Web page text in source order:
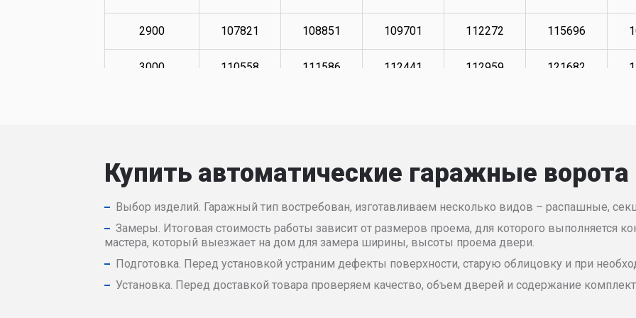
2900 107821 108851 109701 112272 115696
3000 110558 111586 112441 112959 121682
3300 117403 118431 119462 119978 129384
3400 119978 121173 120659 121173 130414
3500 121173 122199 121855 122368
3600 173784 175719 177828 181378 191388
Купить автоматические гаражные ворота
Выбор изделий. Гаражный тип востребован, изготавливаем несколько видов – распашные,
Замеры. Итоговая стоимость работы зависит от размеров проема, для которого выполняется
мастера, который выезжает на дом для замера ширины, высоты проема двери.
Подготовка. Перед установкой устраним дефекты поверхности, старую облицовку и при
Установка. Перед доставкой товара проверяем качество, объем дверей и содержание